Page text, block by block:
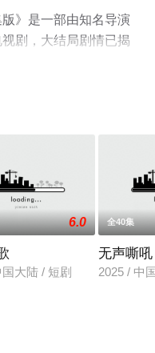
》是一部由知名导演
剧，大结局剧情已揭
删减完整版电视剧全
6.0
大陆 / 短剧
全40集
无声嘶吼
2025 / 中